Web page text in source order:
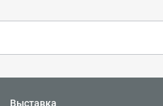
Выставка